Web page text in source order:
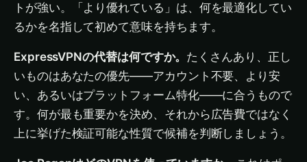
トが強い。「より優れている」は、何を最適化してい
るかを名指して初めて意味を持ちます。
ExpressVPNの代替は何ですか。 たくさんあり、正し
いものはあなたの優先——アカウント不要、より安
い、あるいはプラットフォーム特化——に合うもので
す。何が最も重要かを決め、それから広告費ではなく
上に挙げた検証可能な性質で候補を判断しましょう。